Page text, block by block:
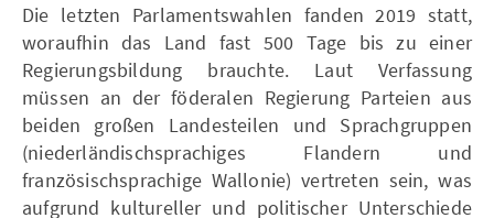
Die letzten Parlamentswahlen fanden 2019 statt,
woraufhin das Land fast 500 Tage bis zu einer
Regierungsbildung brauchte. Laut Verfassung
müssen an der föderalen Regierung Parteien aus
beiden großen Landesteilen und Sprachgruppen
(niederländischsprachiges Flandern und
französischsprachige Wallonie) vertreten sein, was
aufgrund kultureller und politischer Unterschiede